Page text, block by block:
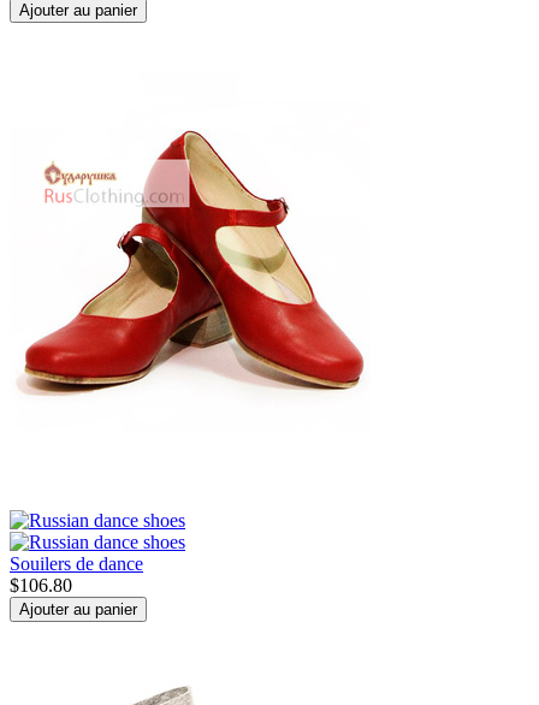
Ajouter au panier
Souilers de dance
$106.80
Ajouter au panier